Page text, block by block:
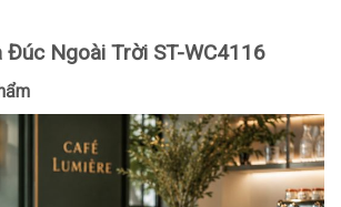
Đúc Ngoài Trời ST-WC4116